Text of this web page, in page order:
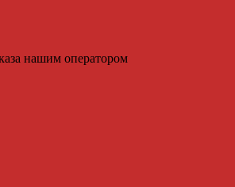
нашим оператором